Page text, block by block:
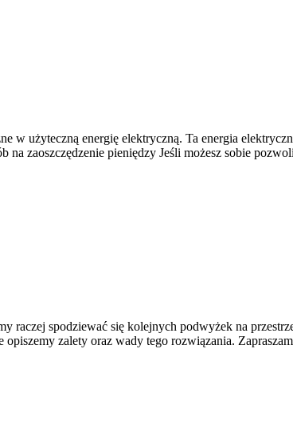
w użyteczną energię elektryczną. Ta energia
zaoszczędzenie pieniędzy Jeśli możesz sobie
raczej spodziewać się kolejnych podwyżek na
zalety oraz wady tego rozwiązania.